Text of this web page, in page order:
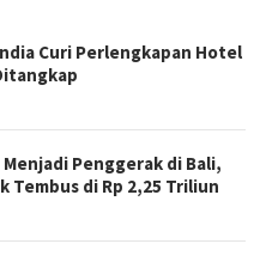
Curi Perlengkapan Hotel
Penggerak di Bali,
Tembus di Rp 2,25 Triliun